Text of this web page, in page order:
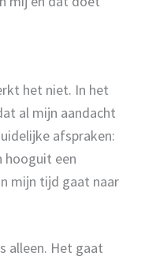
het niet. In het
al mijn aandacht
afspraken:
hooguit een
mijn tijd gaat naar
alleen. Het gaat